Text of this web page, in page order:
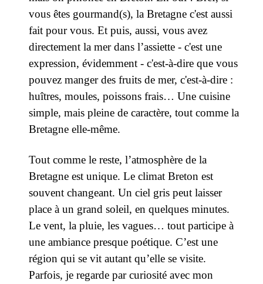
vous êtes gourmand(s), la Bretagne c'est aussi
fait pour vous. Et puis, aussi, vous avez
directement la mer dans l’assiette - c'est une
expression, évidemment - c'est-à-dire que vous
pouvez manger des fruits de mer, c'est-à-dire :
huîtres, moules, poissons frais… Une cuisine
simple, mais pleine de caractère, tout comme la
Bretagne elle-même.
Tout comme le reste, l’atmosphère de la
Bretagne est unique. Le climat Breton est
souvent changeant. Un ciel gris peut laisser
place à un grand soleil, en quelques minutes.
Le vent, la pluie, les vagues… tout participe à
une ambiance presque poétique. C’est une
région qui se vit autant qu’elle se visite.
Parfois, je regarde par curiosité avec mon